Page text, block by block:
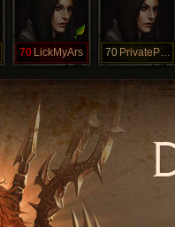
70 LickMyArs 70 PrivateParts